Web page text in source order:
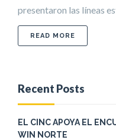
presentaron las líneas
READ MORE
Recent Posts
EL CINC APOYA EL
WIN NORTE